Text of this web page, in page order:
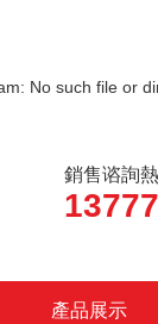
No such file or
銷售谘詢熱
產品展示